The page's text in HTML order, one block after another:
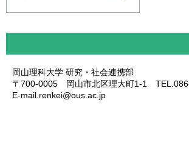
岡山理科大学 研究・社会連携部
〒700-0005 岡山市北区理大町1-1
E-mail.renkei@ous.ac.jp